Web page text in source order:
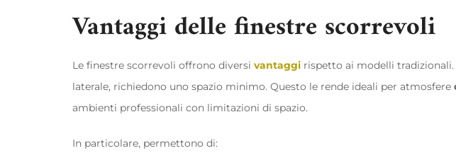
Vantaggi delle finestre scorrevoli
Le finestre scorrevoli offrono diversi vantaggi rispetto ai modelli
laterale, richiedono uno spazio minimo. Questo le rende ideali per atmosfere
ambienti professionali con limitazioni di spazio.
In particolare, permettono di: